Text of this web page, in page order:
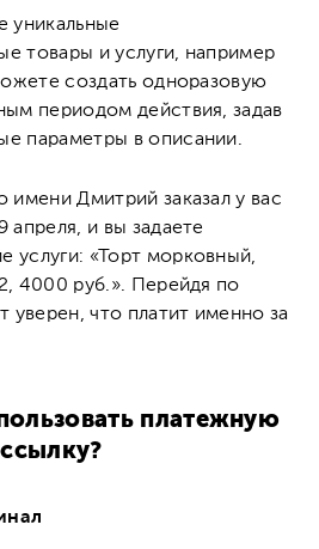
уникальные
товары и услуги, например
создать одноразовую
периодом действия, задав
параметры в описании.
имени Дмитрий заказал у вас
апреля, и вы задаете
услуги: «Торт морковный,
4000 руб.». Перейдя по
уверен, что платит именно за
платежную
ссылку?